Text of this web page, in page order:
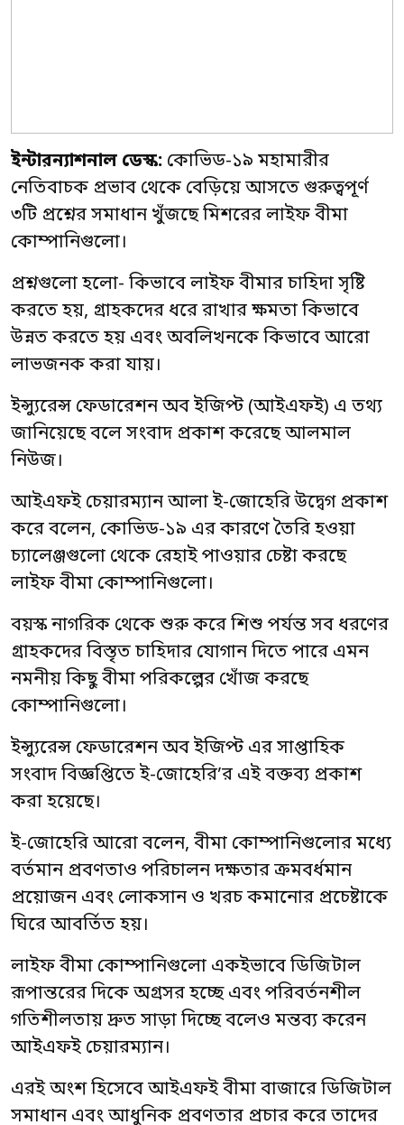
ইন্টারন্যাশনাল ডেস্ক: কোভিড-১৯ মহামারীর
নেতিবাচক প্রভাব থেকে বেড়িয়ে আসতে গুরুত্বপূর্ণ
৩টি প্রশ্নের সমাধান খুঁজছে মিশরের লাইফ বীমা
কোম্পানিগুলো।
প্রশ্নগুলো হলো- কিভাবে লাইফ বীমার চাহিদা সৃষ্টি
করতে হয়, গ্রাহকদের ধরে রাখার ক্ষমতা কিভাবে
উন্নত করতে হয় এবং অবলিখনকে কিভাবে আরো
লাভজনক করা যায়।
ইন্স্যুরেন্স ফেডারেশন অব ইজিপ্ট (আইএফই) এ তথ্য
জানিয়েছে বলে সংবাদ প্রকাশ করেছে আলমাল
নিউজ।
আইএফই চেয়ারম্যান আলা ই-জোহেরি উদ্বেগ প্রকাশ
করে বলেন, কোভিড-১৯ এর কারণে তৈরি হওয়া
চ্যালেঞ্জগুলো থেকে রেহাই পাওয়ার চেষ্টা করছে
লাইফ বীমা কোম্পানিগুলো।
বয়স্ক নাগরিক থেকে শুরু করে শিশু পর্যন্ত সব ধরণের
গ্রাহকদের বিস্তৃত চাহিদার যোগান দিতে পারে এমন
নমনীয় কিছু বীমা পরিকল্পের খোঁজ করছে
কোম্পানিগুলো।
ইন্স্যুরেন্স ফেডারেশন অব ইজিপ্ট এর সাপ্তাহিক
সংবাদ বিজ্ঞপ্তিতে ই-জোহেরি’র এই বক্তব্য প্রকাশ
করা হয়েছে।
ই-জোহেরি আরো বলেন, বীমা কোম্পানিগুলোর মধ্যে
বর্তমান প্রবণতাও পরিচালন দক্ষতার ক্রমবর্ধমান
প্রয়োজন এবং লোকসান ও খরচ কমানোর প্রচেষ্টাকে
ঘিরে আবর্তিত হয়।
লাইফ বীমা কোম্পানিগুলো একইভাবে ডিজিটাল
রূপান্তরের দিকে অগ্রসর হচ্ছে এবং পরিবর্তনশীল
গতিশীলতায় দ্রুত সাড়া দিচ্ছে বলেও মন্তব্য করেন
আইএফই চেয়ারম্যান।
এরই অংশ হিসেবে আইএফই বীমা বাজারে ডিজিটাল
সমাধান এবং আধুনিক প্রবণতার প্রচার করে তাদের